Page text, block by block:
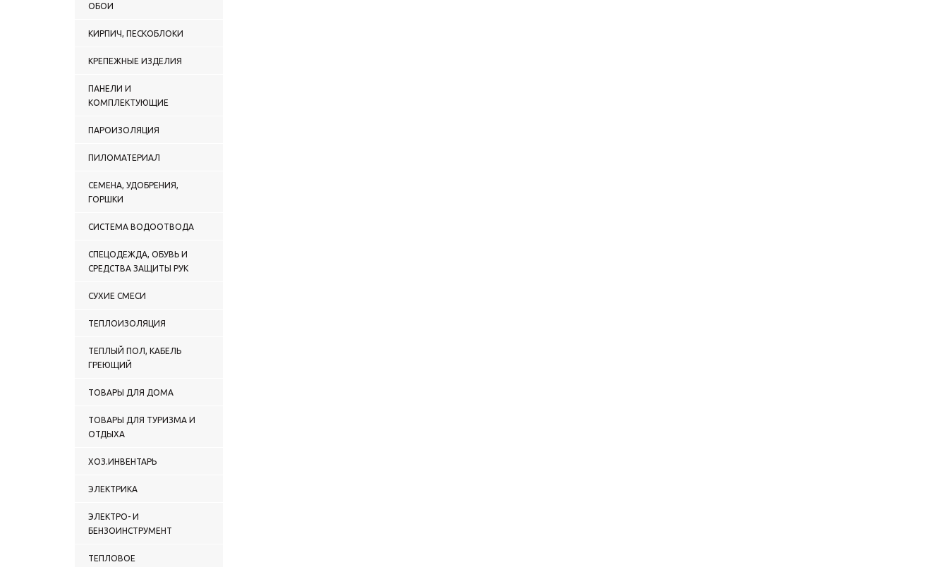
ОБОИ
КИРПИЧ, ПЕСКОБЛОКИ
КРЕПЕЖНЫЕ ИЗДЕЛИЯ
ПАНЕЛИ И
КОМПЛЕКТУЮЩИЕ
ПАРОИЗОЛЯЦИЯ
ПИЛОМАТЕРИАЛ
СЕМЕНА, УДОБРЕНИЯ,
ГОРШКИ
СИСТЕМА ВОДООТВОДА
СПЕЦОДЕЖДА, ОБУВЬ И
СРЕДСТВА ЗАЩИТЫ РУК
СУХИЕ СМЕСИ
ТЕПЛОИЗОЛЯЦИЯ
ТЕПЛЫЙ ПОЛ, КАБЕЛЬ
ГРЕЮЩИЙ
ТОВАРЫ ДЛЯ ДОМА
ТОВАРЫ ДЛЯ ТУРИЗМА И
ОТДЫХА
ХОЗ.ИНВЕНТАРЬ
ЭЛЕКТРИКА
ЭЛЕКТРО- И
БЕНЗОИНСТРУМЕНТ
ТЕПЛОВОЕ